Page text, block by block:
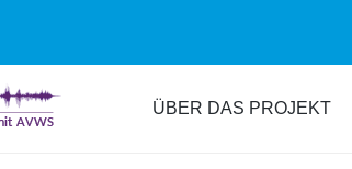
ÜBER DAS PROJEKT